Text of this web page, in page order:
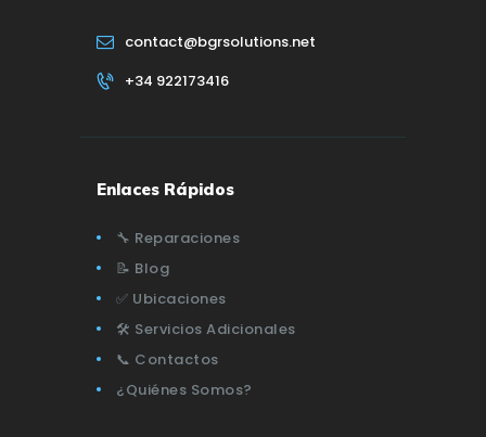
contact@bgrsolutions.net
+34 922173416
Enlaces Rápidos
🔧 Reparaciones
📝 Blog
✅ Ubicaciones
🛠️ Servicios Adicionales
📞 Contactos
¿Quiénes Somos?